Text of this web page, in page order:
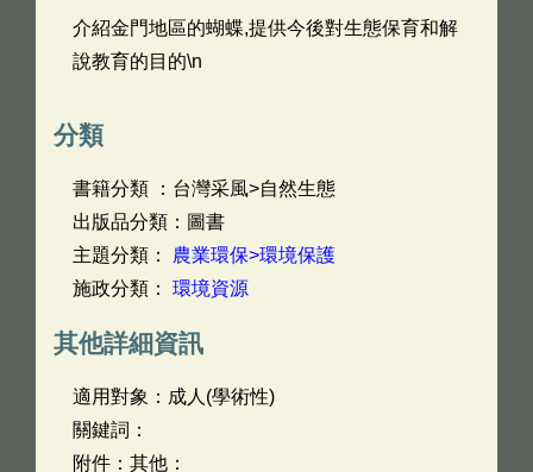
介紹金門地區的蝴蝶,提供今後對生態保育和解
說教育的目的\n
分類
書籍分類 ：台灣采風>自然生態
出版品分類：圖書
主題分類： 農業環保>環境保護
施政分類： 環境資源
其他詳細資訊
適用對象：成人(學術性)
關鍵詞：
附件：其他：